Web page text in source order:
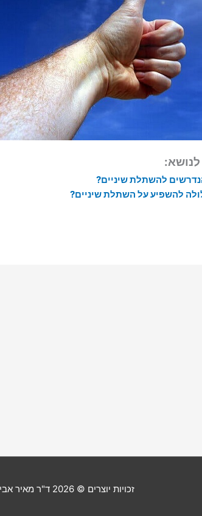
להשתלת שיניים?
להשפיע על השתלת שיניים?
זכויות יוצרים © 2026 ד"ר מאיר